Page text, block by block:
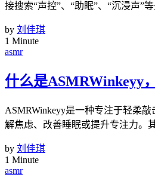
接搜索“声控”、“助眠”、“沉浸声”
by 刘佳琪
1 Minute
asmr
什么是ASMRWinkeyy
ASMRWinkeyy是一种专注于轻柔
解焦虑、改善睡眠或提升专注力。
by 刘佳琪
1 Minute
asmr